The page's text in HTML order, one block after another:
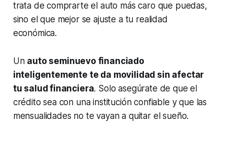
trata de comprarte el auto más caro que puedas,
sino el que mejor se ajuste a tu realidad
económica.
Un auto seminuevo financiado
inteligentemente te da movilidad sin afectar
tu salud financiera. Solo asegúrate de que el
crédito sea con una institución confiable y que las
mensualidades no te vayan a quitar el sueño.